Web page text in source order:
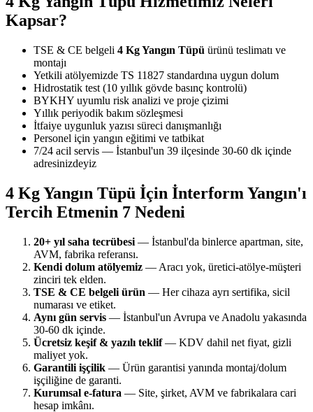
Kapsar?
TSE & CE belgeli 4 Kg Yangın Tüpü ürünü teslimatı ve
montajı
Yetkili atölyemizde TS 11827 standardına uygun dolum
Hidrostatik test (10 yıllık gövde basınç kontrolü)
BYKHY uyumlu risk analizi ve proje çizimi
Yıllık periyodik bakım sözleşmesi
İtfaiye uygunluk yazısı süreci danışmanlığı
Personel için yangın eğitimi ve tatbikat
7/24 acil servis — İstanbul'un 39 ilçesinde 30-60 dk içinde
adresinizdeyiz
4 Kg Yangın Tüpü İçin İnterform Yangın'ı
Tercih Etmenin 7 Nedeni
20+ yıl saha tecrübesi — İstanbul'da binlerce apartman, site,
AVM, fabrika referansı.
Kendi dolum atölyemiz — Aracı yok, üretici-atölye-müşteri
zinciri tek elden.
TSE & CE belgeli ürün — Her cihaza ayrı sertifika, sicil
numarası ve etiket.
Aynı gün servis — İstanbul'un Avrupa ve Anadolu yakasında
30-60 dk içinde.
Ücretsiz keşif & yazılı teklif— KDV dahil net fiyat, gizli
maliyet yok.
Garantili işçilik — Ürün garantisi yanında montaj/dolum
işçiliğine de garanti.
Kurumsal e-fatura — Site, şirket, AVM ve fabrikalara cari
hesap imkânı.